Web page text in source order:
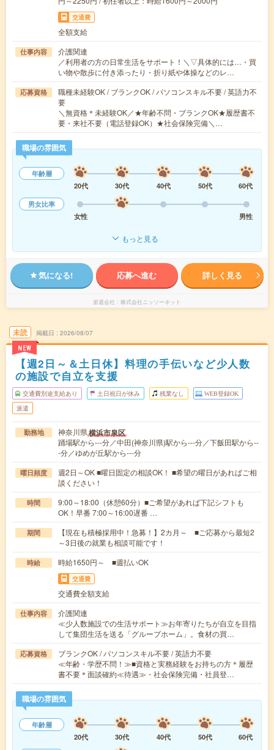
交通費
全額支給
仕事内容
介護関連
／利用者の方の日常生活をサポート！＼▽具体的には…・買
い物や散歩に付き添ったり・折り紙や体操などのレ…
応募資格
職種未経験OK / ブランクOK / パソコンスキル不要 / 英語力不
要
＼無資格＊未経験OK／★年齢不問・ブランクOK★履歴書不
要・来社不要（電話登録OK）★社会保険完備＼…
職場の雰囲気
年齢層
20代
30代 40代 50代
60代
男女比率
女性
男性
もっと見る
気になる! 応募へ進む 詳しく見る
派遣会社 株式会社ニッソーネット
未読
NEW
掲載日 2026/08/07
【週2日～＆土日休】料理の手伝いなど少人数
の施設で自立を支援
交通費別途支給あり 土日祝日が休み 残業なし WEB登録OK
派遣
勤務地 神奈川県横浜市泉区
踊場駅から---分／中田(神奈川県)駅から---分／下飯田駅から--
-分／ゆめが丘駅から---分
曜日頻度
週2日～OK ■曜日固定の相談OK！ ■希望の曜日があればご相
談ください！
時間
9:00～18:00（休憩60分）■ご希望があれば下記シフトも
OK！早番 7:00～16:00遅番 …
期間
【現在も積極採用中！急募！】2カ月～ ■ご応募から最短2
～3日後の就業も相談可能です！
時給 時給1650円～ ■週払いOK
交通費
交通費全額支給
仕事内容
介護関連
≪少人数施設での生活サポート≫お年寄りたちが自立を目指
して集団生活を送る「グループホーム」。食材の買…
応募資格
ブランクOK / パソコンスキル不要 / 英語力不要
≪年齢・学歴不問！≫■資格と実務経験をお持ちの方＊履歴
書不要＊面談確約≪待遇≫・社会保険完備・社員登…
職場の雰囲気
年齢層
20代
30代 40代 50代
60代